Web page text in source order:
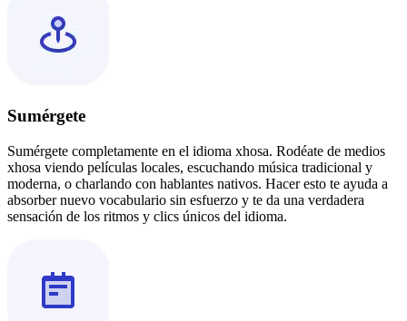
Sumérgete
Sumérgete completamente en el idioma xhosa. Rodéate de medios
xhosa viendo películas locales, escuchando música tradicional y
moderna, o charlando con hablantes nativos. Hacer esto te ayuda a
absorber nuevo vocabulario sin esfuerzo y te da una verdadera
sensación de los ritmos y clics únicos del idioma.